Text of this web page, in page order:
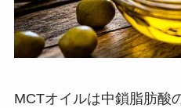
MCTオイルは中鎖脂肪酸